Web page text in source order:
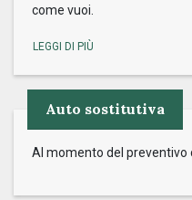
come vuoi.
Auto sostitutiva
Al momento del preventivo